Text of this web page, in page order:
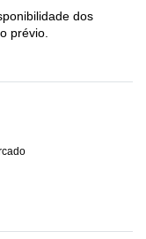
dos
prévio.